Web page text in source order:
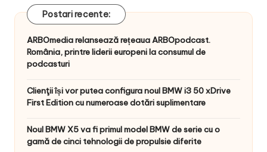
Postari recente:
ARBOmedia relansează rețeaua ARBOpodcast.
România, printre liderii europeni la consumul de
podcasturi
Clienţii își vor putea configura noul BMW i3 50 xDrive
First Edition cu numeroase dotări suplimentare
Noul BMW X5 va fi primul model BMW de serie cu o
gamă de cinci tehnologii de propulsie diferite